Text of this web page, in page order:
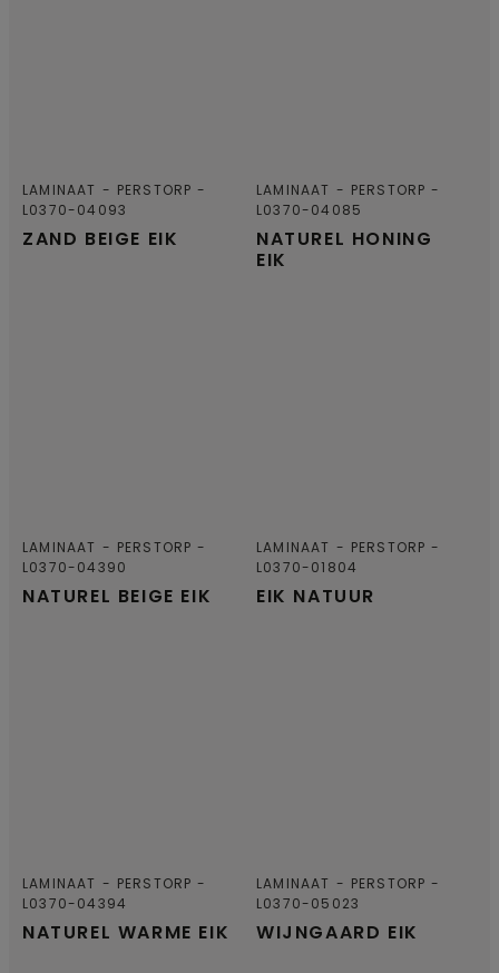
ZAND BEIGE EIK
LAMINAAT
PERSTORP
L0370-04093
NATUREL HONING
EIK
LAMINAAT
PERSTORP
L0370-04085
NATUREL BEIGE EIK
LAMINAAT
PERSTORP
L0370-04390
EIK NATUUR
LAMINAAT
PERSTORP
L0370-01804
NATUREL WARME EIK
LAMINAAT
PERSTORP
L0370-04394
WIJNGAARD EIK
LAMINAAT
PERSTORP
L0370-05023